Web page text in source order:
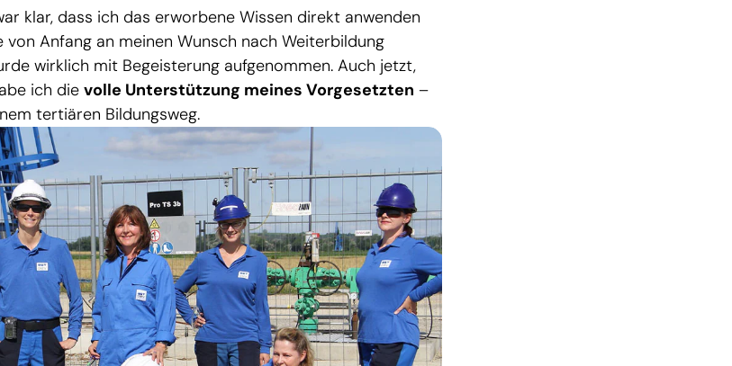
klar, dass ich das erworbene Wissen direkt anwenden
von Anfang an meinen Wunsch nach Weiterbildung
wirklich mit Begeisterung aufgenommen. Auch jetzt,
ich die volle Unterstützung meines Vorgesetzten –
tertiären Bildungsweg.